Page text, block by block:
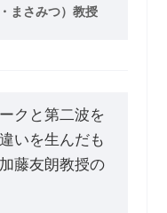
まさみつ）教授
クと第二波を
いを生んだも
藤友朗教授の